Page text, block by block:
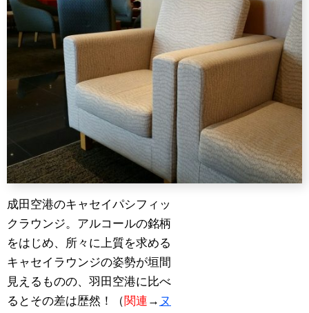
成田空港のキャセイパシフィッ
クラウンジ。アルコールの銘柄
をはじめ、所々に上質を求める
キャセイラウンジの姿勢が垣間
見えるものの、羽田空港に比べ
るとその差は歴然！（関連 → ヌ